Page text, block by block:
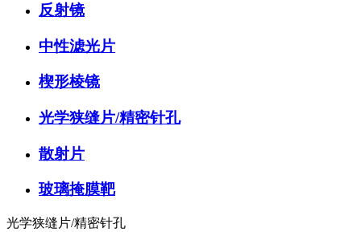
反射镜
中性滤光片
楔形棱镜
光学狭缝片/精密针孔
散射片
玻璃掩膜靶
光学狭缝片/精密针孔